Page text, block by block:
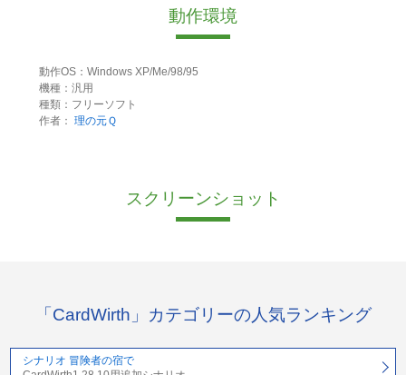
動作環境
動作OS：Windows XP/Me/98/95
機種：汎用
種類：フリーソフト
作者： 理の元Ｑ
スクリーンショット
「CardWirth」カテゴリーの人気ランキング
シナリオ 冒険者の宿で